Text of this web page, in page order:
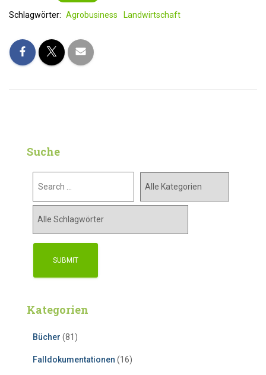
Schlagwörter: Agrobusiness Landwirtschaft
Suche
Kategorien
Bücher (81)
Falldokumentationen (16)